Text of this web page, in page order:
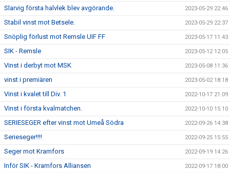
Slarvig första halvlek blev avgörande. 2023-05-29 22:46
Stabil vinst mot Betsele. 2023-05-29 22:37
Snöplig förlust mot Remsle UIF FF 2023-05-17 11:43
SIK - Remsle 2023-05-12 12:05
Vinst i derbyt mot MSK 2023-05-08 11:36
vinst i premiären 2023-05-02 18:18
Vinst i kvalet till Div. 1 2022-10-17 21:09
Vinst i första kvalmatchen. 2022-10-10 15:10
SERIESEGER efter vinst mot Umeå Södra 2022-09-26 14:38
Serieseger!!!! 2022-09-25 15:55
Seger mot Kramfors 2022-09-19 14:26
Inför SIK - Kramfors Alliansen 2022-09-17 18:00